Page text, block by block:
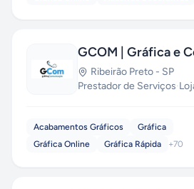
GCOM | Gráfica e
Ribeirão Preto - SP
Prestador de Serviços·
Acabamentos Gráficos
Gráfica
Gráfica Online
Gráfica Rápida +70